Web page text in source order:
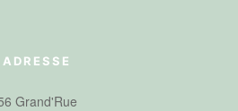
ADRESSE
Grand'Rue